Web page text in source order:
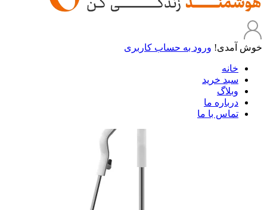
خوش آمدی! ورود به حساب کاربری
خانه
سبد خرید
وبلاگ
درباره ما
تماس با ما